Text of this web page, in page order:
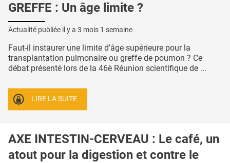
GREFFE : Un âge limite ?
Actualité publiée il y a 3 mois 1 semaine
Faut-il instaurer une limite d'âge supérieure pour la
transplantation pulmonaire ou greffe de poumon ? Ce
débat présenté lors de la 46è Réunion scientifique de ...
LIRE LA SUITE
AXE INTESTIN-CERVEAU : Le café, un
atout pour la digestion et contre le